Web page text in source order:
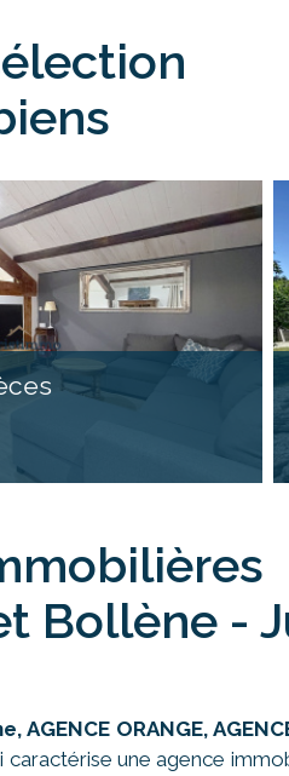
Bollène -
AGENCE ORANGE,
une agence